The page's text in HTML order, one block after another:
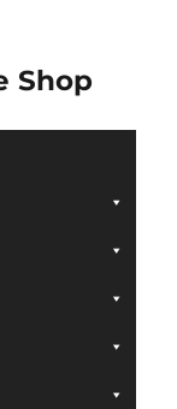
Shop